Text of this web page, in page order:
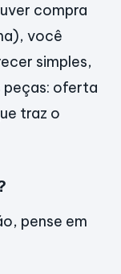
compra
você
simples,
peças: oferta
traz o
pense em